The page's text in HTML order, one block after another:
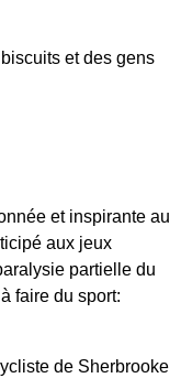
et des gens
et inspirante au
aux jeux
partielle du
faire du sport:
de Sherbrooke